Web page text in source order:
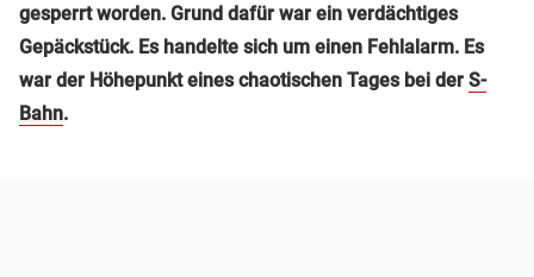
gesperrt worden. Grund dafür war ein verdächtiges
Gepäckstück. Es handelte sich um einen Fehlalarm. Es
war der Höhepunkt eines chaotischen Tages bei der S-
Bahn.